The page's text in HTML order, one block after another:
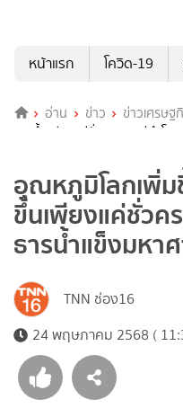
หน้าแรก
โควิด-19
อ่าน ข่าว ข่าวเศรษฐ
เกิดขึ้นเพียงแค่ชั่วคราว แต่ทำโล
อุณหภูมิโลกเพิ่ม
ขึ้นเพียงแค่ชั่วค
ธารน้ำแข็งมหา
TNN ช่อง16
24 พฤษภาคม 2568 (